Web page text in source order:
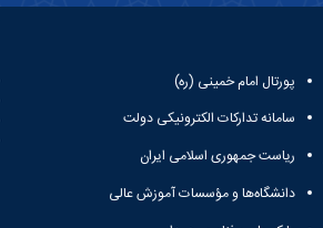
پورتال امام خمینی (ره)
سامانه تدارکات الکترونیکی دولت
ریاست جمهوری اسلامی ایران
دانشگاه‌ها و مؤسسات آموزش عالی